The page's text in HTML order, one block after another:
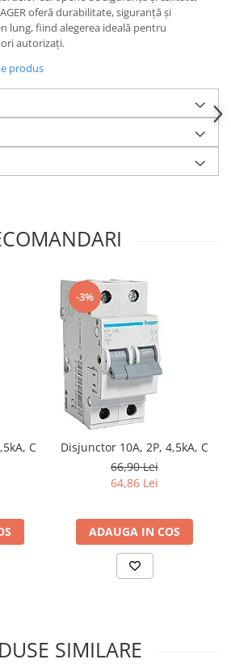
oferă durabilitate, siguranță și
lung, fiind alegerea ideală pentru
autorizați.
produs
C
-3%
Disjunctor 10A, 2P, 4,5kA, C
66,90 Lei
64,86 Lei
ADAUGA IN COS
SIMILARE